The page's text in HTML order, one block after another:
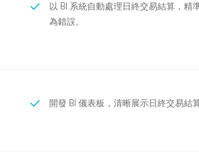
以 BI 系統自動處理日終交易結算，精
為錯誤。
開發 BI 儀表板，清晰展示日終交易結